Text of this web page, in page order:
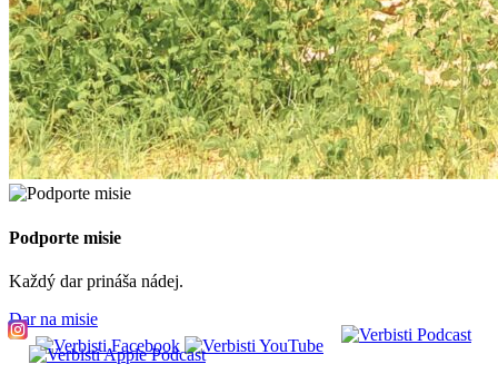
Podporte misie
Každý dar prináša nádej.
Dar na misie